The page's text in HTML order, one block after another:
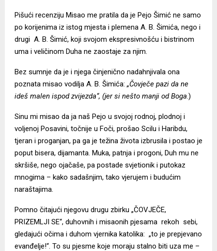
Pišući recenziju Misao me pratila da je Pejo Šimić ne samo
po korijenima iz istog mjesta i plemena A. B. Šimića, nego i
drugi A. B. Šimić, koji svojom ekspresivnošću i bistrinom
uma i veličinom Duha ne zaostaje za njim.
Bez sumnje da je i njega činjenično nadahnjivala ona
poznata misao vodilja A. B. Šimića: „Čovječe pazi da ne
ideš malen ispod zvijezda“, (jer si nešto manji od Boga .)
Sinu mi misao da ja naš Pejo u svojoj rodnoj, plodnoj i
voljenoj Posavini, točnije u Foči, prošao Scilu i Haribdu,
tjeran i proganjan, pa ga je težina života izbrusila i postao je
poput bisera, dijamanta. Muka, patnja i progoni, Duh mu ne
skršiše, nego ojačaše, pa postade svjetionik i putokaz
mnogima – kako sadašnjim, tako vjerujem i budućim
naraštajima.
Pomno čitajući njegovu drugu zbirku „ČOVJEČE,
PRIZEMLJI SE“, duhovnih i misaonih pjesama rekoh sebi,
gledajući očima i duhom vjernika katolika: „to je prepjevano
evanđelje!“. To su pjesme koje moraju stalno biti uza me –